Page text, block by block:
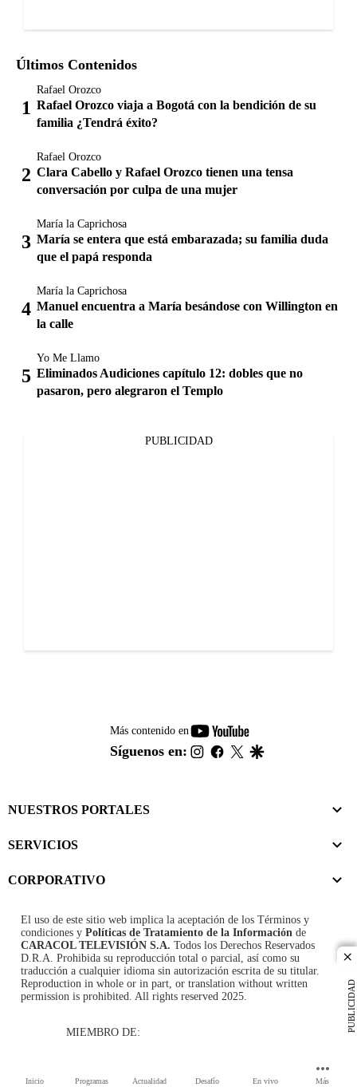
Inicio Programas Actualidad Desafío En vivo Más
PUBLICIDAD
Últimos Contenidos
Rafael Orozco
Rafael Orozco viaja a Bogotá con la bendición de su
familia ¿Tendrá éxito?
Rafael Orozco
Clara Cabello y Rafael Orozco tienen una tensa
conversación por culpa de una mujer
María la Caprichosa
María se entera que está embarazada; su familia duda
que el papá responda
María la Caprichosa
Manuel encuentra a María besándose con Willington en
la calle
Yo Me Llamo
Eliminados Audiciones capítulo 12: dobles que no
pasaron, pero alegraron el Templo
PUBLICIDAD
Más contenido en
youtube-
footer
Síguenos en: instagram
facebook
twitter
NUESTROS PORTALES
SERVICIOS
CORPORATIVO
El uso de este sitio web implica la aceptación de los Términos y
condiciones y Políticas de Tratamiento de la Información de
CARACOL TELEVISIÓN S.A. Todos los Derechos Reservados
D.R.A. Prohibida su reproducción total o parcial, así como su
traducción a cualquier idioma sin autorización escrita de su titular.
Reproduction in whole or in part, or translation without written
permission is prohibited. All rights reserved 2025.
MIEMBRO DE: